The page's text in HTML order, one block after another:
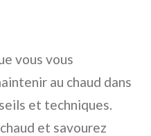
vous vous
au chaud dans
et techniques.
et savourez